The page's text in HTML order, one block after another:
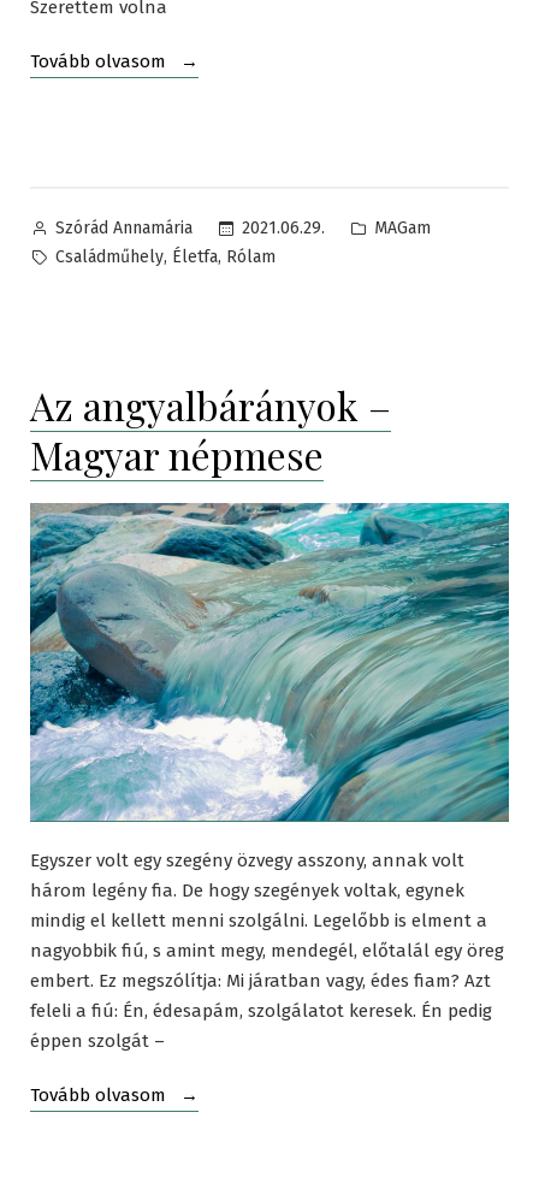
Szerettem volna
Tovább olvasom „Bemutatkozó”
Posted
by
Szórád Annamária 2021.06.29.
Posted
MAGam
Tags:
Családműhely, Életfa, Rólam
Az angyalbárányok –
Magyar népmese
Egyszer volt egy szegény özvegy asszony, annak volt
három legény fia. De hogy szegények voltak, egynek
mindig el kellett menni szolgálni. Legelőbb is elment a
nagyobbik fiú, s amint megy, mendegél, előtalál egy öreg
embert. Ez megszólítja: Mi járatban vagy, édes fiam? Azt
feleli a fiú: Én, édesapám, szolgálatot keresek. Én pedig
éppen szolgát –
Tovább olvasom
„Az